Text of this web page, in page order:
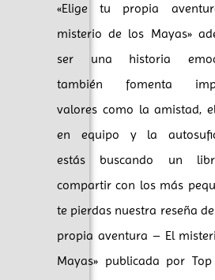
«Elige tu propia
misterio de los Mayas»
ser una historia
también fomenta
valores como la amistad,
en equipo y la
estás buscando un
compartir con los más
te pierdas nuestra reseña
propia aventura – El
Mayas» publicada por Top